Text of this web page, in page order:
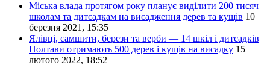
Міська влада протягом року планує виділити 200 тисяч
школам та дитсадкам на висадження дерев та кущів 10
березня 2021, 15:35
Ялівці, самшити, берези та верби — 14 шкіл і дитсадків
Полтави отримають 500 дерев і кущів на висадку 15
лютого 2022, 18:52